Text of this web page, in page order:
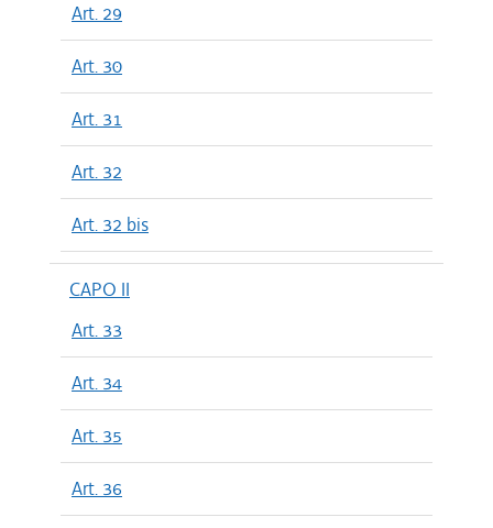
Art. 29
Art. 30
Art. 31
Art. 32
Art. 32 bis
CAPO II
Art. 33
Art. 34
Art. 35
Art. 36